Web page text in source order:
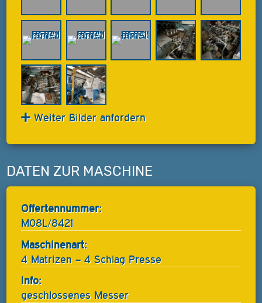
Weiter Bilder anfordern
DATEN ZUR MASCHINE
Offertennummer:
M08L/8421
Maschinenart:
4 Matrizen – 4 Schlag Presse
Info:
geschlossenes Messer